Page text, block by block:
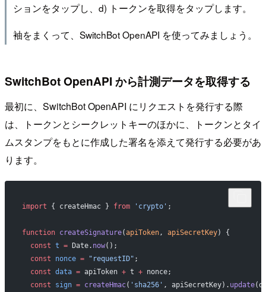
ションをタップし、d) トークンを取得をタップします。
袖をまくって、SwitchBot OpenAPI を使ってみましょう。
SwitchBot OpenAPI から計測データを取得する
最初に、SwitchBot OpenAPI にリクエストを発行する際
は、トークンとシークレットキーのほかに、トークンとタイ
ムスタンプをもとに作成した署名を添えて発行する必要があ
ります。
import { createHmac } from 'crypto' ;
function createSignature(apiToken, apiSecretKey) {
  const
t = Date. now();
  const
nonce = "requestID" ;
  const
data = apiToken + t + nonce;
  const
sign = createHmac( 'sha256' , apiSecretKey). update